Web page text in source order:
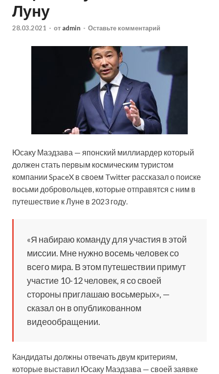
Луну
28.03.2021 - от admin - Оставьте комментарий
Юсаку Маэдзава — японский миллиардер который
должен стать первым космическим туристом
компании SpaceX в своем Twitter рассказал о поиске
восьми добровольцев, которые отправятся с ним в
путешествие к Луне в 2023 году.
«Я набираю команду для участия в этой
миссии. Мне нужно восемь человек со
всего мира. В этом путешествии примут
участие 10-12 человек, я со своей
стороны приглашаю восьмерых», —
сказал он в опубликованном
видеообращении.
Кандидаты должны отвечать двум критериям,
которые выставил Юсаку Маэдзава — своей заявке